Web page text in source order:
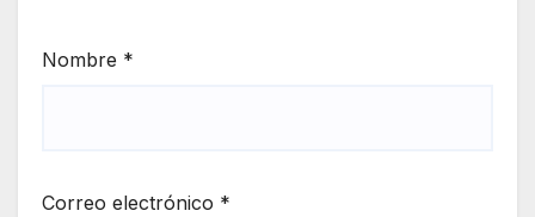
Nombre *
Correo electrónico *